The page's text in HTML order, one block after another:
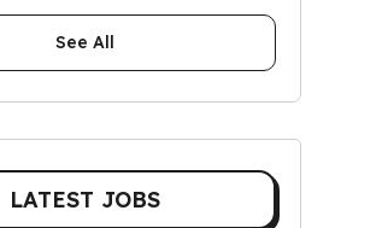
See All
LATEST JOBS